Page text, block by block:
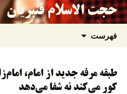
حجت الاسلام قنبریان
فهرست
نوشته‌ها
طبقه مرفه جدید از امام،
کور می‌کند نه شفا می‌دهد